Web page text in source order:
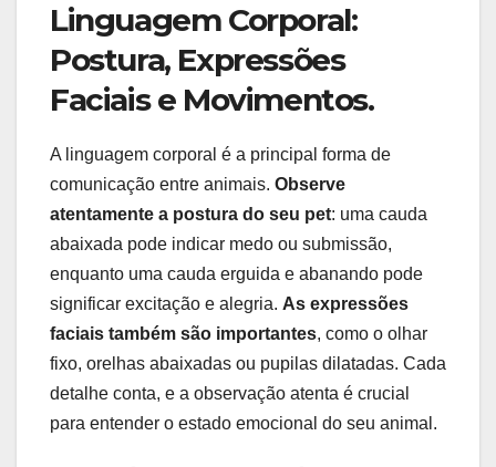
Linguagem Corporal:
Postura, Expressões
Faciais e Movimentos.
A linguagem corporal é a principal forma de
comunicação entre animais. Observe
atentamente a postura do seu pet: uma cauda
abaixada pode indicar medo ou submissão,
enquanto uma cauda erguida e abanando pode
significar excitação e alegria. As expressões
faciais também são importantes, como o olhar
fixo, orelhas abaixadas ou pupilas dilatadas. Cada
detalhe conta, e a observação atenta é crucial
para entender o estado emocional do seu animal.